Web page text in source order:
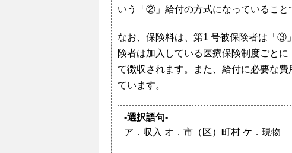
いう「②」給付の方式になっていること
なお、保険料は、第1 号被保険者は「③
険者は加入している医療保険制度ごと
て徴収されます。また、給付に必要な
ています。
-選択語句-
ア．収入 オ．市（区）町村 ケ．現物